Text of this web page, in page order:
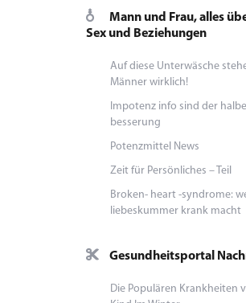
Mann und Frau, alles
Sex und Beziehungen
Auf diese Unterwäsche
Männer wirklich!
Impotenz info sind der
besserung
Potenzmittel News
Zeit für Persönliches – Teil
Broken- heart -syndrome:
liebeskummer krank macht
Gesundheitsportal
Die Populären Krankheiten